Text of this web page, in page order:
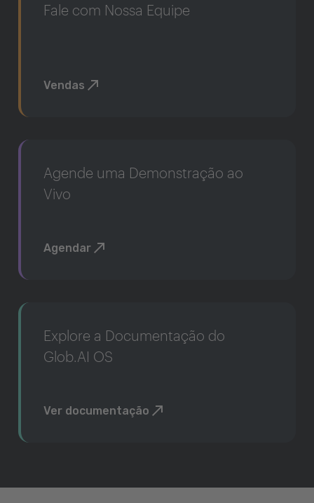
Fale com Nossa Equipe
Vendas
Agende uma Demonstração ao
Vivo
Agendar
Explore a Documentação do
Glob.AI OS
Ver documentação